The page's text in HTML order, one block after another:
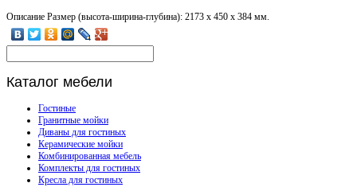
Описание Размер (высота-ширина-глубина): 2173 х 450 х 384 мм.
Каталог мебели
Гостиные
Гранитные мойки
Диваны для гостиных
Керамические мойки
Комбинированная мебель
Комплекты для гостиных
Кресла для гостиных